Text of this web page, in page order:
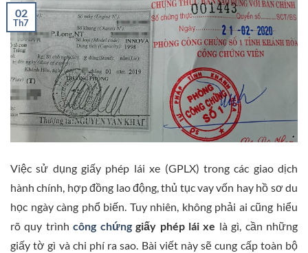
02
Th7
Việc sử dụng giấy phép lái xe (GPLX) trong các giao dịch
hành chính, hợp đồng lao động, thủ tục vay vốn hay hồ sơ du
học ngày càng phổ biến. Tuy nhiên, không phải ai cũng hiểu
rõ quy trìnhcông chứnggiấy phép lái xe là gì, cần những
giấy tờ gì và chi phí ra sao. Bài viết này sẽ cung cấp toàn bộ